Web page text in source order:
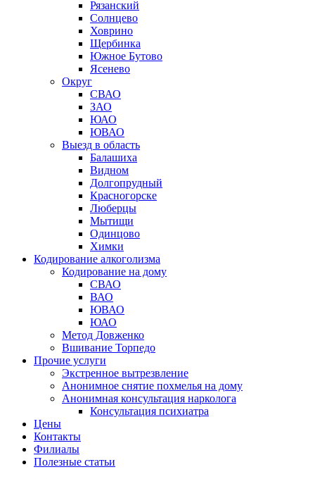
Рязанский
Солнцево
Ховрино
Щербинка
Южное Бутово
Ясенево
Округ
СВАО
ЗАО
ЮАО
ЮВАО
Выезд в область
Балашиха
Видном
Долгопрудный
Красногорске
Люберцы
Мытищи
Одинцово
Химки
Кодирование алкоголизма
Кодирование на дому
СВАО
ВАО
ЮВАО
ЮАО
Метод Довженко
Вшивание Торпедо
Прочие услуги
Экстренное вытрезвление
Анонимное снятие похмелья на дому
Анонимная консультация нарколога
Консультация психиатра
Цены
Контакты
Филиалы
Полезные статьи